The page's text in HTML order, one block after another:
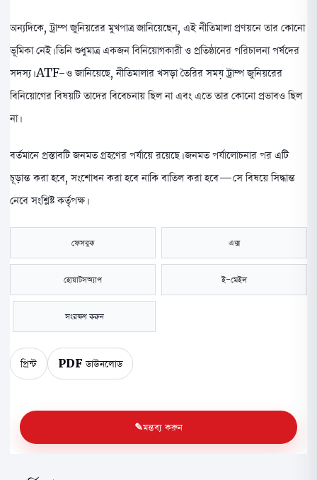
অন্যদিকে, ট্রাম্প জুনিয়রের মুখপাত্র জানিয়েছেন, এই নীতিমালা প্রণয়নে তার কোনো
ভূমিকা নেই। তিনি শুধুমাত্র একজন বিনিয়োগকারী ও প্রতিষ্ঠানের পরিচালনা পর্ষদের
সদস্য। ATF-ও জানিয়েছে, নীতিমালার খসড়া তৈরির সময় ট্রাম্প জুনিয়রের
বিনিয়োগের বিষয়টি তাদের বিবেচনায় ছিল না এবং এতে তার কোনো প্রভাবও ছিল
না।
বর্তমানে প্রস্তাবটি জনমত গ্রহণের পর্যায়ে রয়েছে। জনমত পর্যালোচনার পর এটি
চূড়ান্ত করা হবে, সংশোধন করা হবে নাকি বাতিল করা হবে—সে বিষয়ে সিদ্ধান্ত
নেবে সংশ্লিষ্ট কর্তৃপক্ষ।
ফেসবুক এক্স
হোয়াটসঅ্যাপ ই-মেইল
সংরক্ষণ করুন
প্রিন্ট PDF ডাউনলোড
মন্তব্য করুন